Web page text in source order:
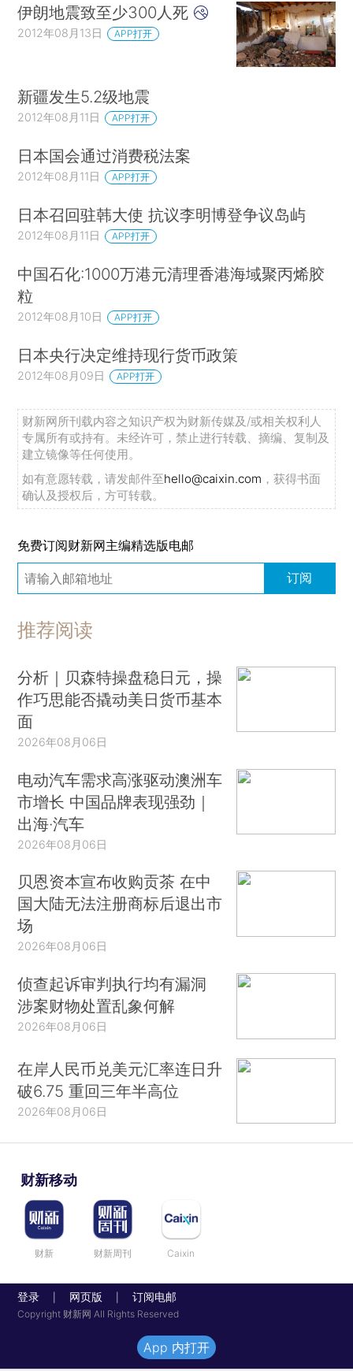
伊朗地震致至少300人死
2012年08月13日 APP打开
新疆发生5.2级地震
2012年08月11日 APP打开
日本国会通过消费税法案
2012年08月11日 APP打开
日本召回驻韩大使 抗议李明博登争议岛屿
2012年08月11日 APP打开
中国石化:1000万港元清理香港海域聚丙烯胶
粒
2012年08月10日 APP打开
日本央行决定维持现行货币政策
2012年08月09日 APP打开
财新网所刊载内容之知识产权为财新传媒及/或相关权利人
专属所有或持有。未经许可，禁止进行转载、摘编、复制及
建立镜像等任何使用。
如有意愿转载，请发邮件至hello@caixin.com ，获得书面
确认及授权后，方可转载。
免费订阅财新网主编精选版电邮
订阅
推荐阅读
分析｜贝森特操盘稳日元，操
作巧思能否撬动美日货币基本
面
2026年08月06日
电动汽车需求高涨驱动澳洲车
市增长 中国品牌表现强劲｜
出海·汽车
2026年08月06日
贝恩资本宣布收购贡茶 在中
国大陆无法注册商标后退出市
场
2026年08月06日
侦查起诉审判执行均有漏洞
涉案财物处置乱象何解
2026年08月06日
在岸人民币兑美元汇率连日升
破6.75 重回三年半高位
2026年08月06日
财新移动
财新 财新周刊 Caixin
登录 网页版 订阅电邮
Copyright 财新网 All Rights Reserved
App 内打开